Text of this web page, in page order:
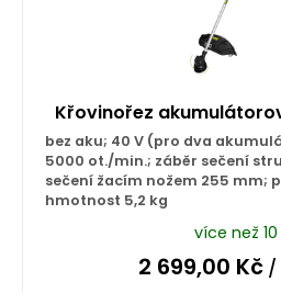
Křovinořez
bez aku; 40 V (pro dva
5000 ot./min.; záběr sečení
sečení žacím nožem 255 mm;
hmotnost 5,2 kg
více než 10
2 699,00 Kč /